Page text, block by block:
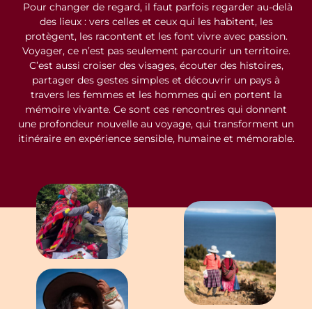
Pour changer de regard, il faut parfois regarder au-delà
des lieux : vers celles et ceux qui les habitent, les
protègent, les racontent et les font vivre avec passion.
Voyager, ce n’est pas seulement parcourir un territoire.
C’est aussi croiser des visages, écouter des histoires,
partager des gestes simples et découvrir un pays à
travers les femmes et les hommes qui en portent la
mémoire vivante. Ce sont ces rencontres qui donnent
une profondeur nouvelle au voyage, qui transforment un
itinéraire en expérience sensible, humaine et mémorable.